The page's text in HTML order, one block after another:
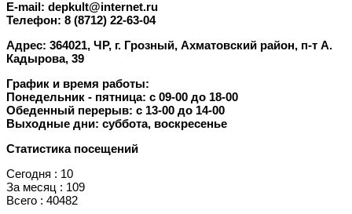
E-mail: depkult@internet.ru
Телефон: 8 (8712) 22-63-04
Адрес: 364021, ЧР, г. Грозный, Ахматовский район, п-т А.
Кадырова, 39
График и время работы:
Понедельник - пятница: с 09-00 до 18-00
Обеденный перерыв: с 13-00 до 14-00
Выходные дни: суббота, воскресенье
Статистика посещений
Сегодня : 10
За месяц : 109
Всего : 40482